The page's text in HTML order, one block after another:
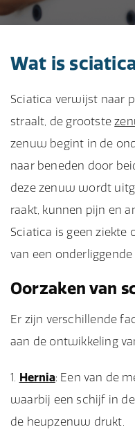
Wat is
Sciatica verwijst naar
straalt, de grootste
zenuw begint in de
naar beneden door
deze zenuw wordt
raakt, kunnen pijn en
Sciatica is geen ziekte
van een
Oorzaken van
Er zijn verschillende
aan de ontwikkeling
Hernia: Een van de
waarbij een schijf in
de heupzenuw drukt.